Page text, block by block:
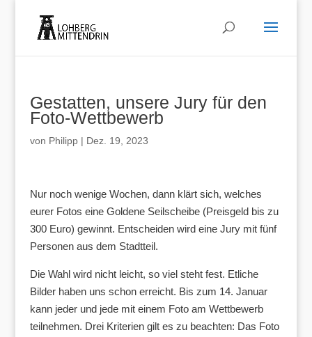
Gestatten, unsere Jury für den
Foto-Wettbewerb
von Philipp| Dez. 19, 2023
Nur noch wenige Wochen, dann klärt sich, welches
eurer Fotos eine Goldene Seilscheibe (Preisgeld bis zu
300 Euro) gewinnt. Entscheiden wird eine Jury mit fünf
Personen aus dem Stadtteil.
Die Wahl wird nicht leicht, so viel steht fest. Etliche
Bilder haben uns schon erreicht. Bis zum 14. Januar
kann jeder und jede mit einem Foto am Wettbewerb
teilnehmen. Drei Kriterien gilt es zu beachten: Das Foto